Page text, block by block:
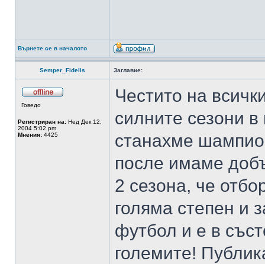
Върнете се в началото
Semper_Fidelis Заглавие:
Говедо
Регистриран на: Нед Дек 12,
2004 5:02 pm
Мнения: 4425
Честито на
силните сезони
станахме
после имаме
2 сезона, че
голяма степен и
футбол и е в
големите!